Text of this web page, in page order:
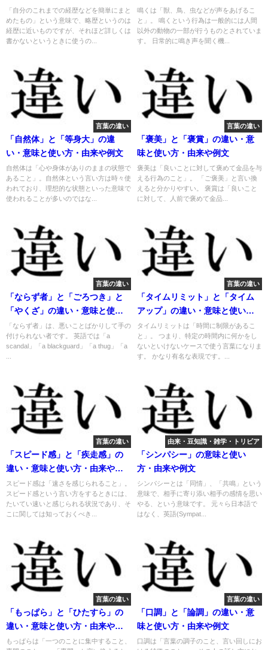
「自分のこれまでの経歴などを簡単にまと
めたもの」という意味で、略歴というのは
経歴に近いものですが、それほど詳しくは
書かないというときに使うの...
鳴くは「獣、鳥、虫などが声をあげるこ
と」。 鳴くという行為は一般的には人間
以外の動物の一部が行うものとされていま
す。 日常的に鳴き声を聞く機...
言葉の違い
「自然体」と「等身大」の違
い・意味と使い方・由来や例文
自然体は「心や身体がありのままの状態で
あること」。自然体という言い方は時々使
われており、理想的な状態といった意味で
使われることが多いのではな...
言葉の違い
「褒美」と「褒賞」の違い・意
味と使い方・由来や例文
褒美は「良いことに対して褒めて金品を与
える行為のこと」。 「ご褒美」と言い換
えると分かりやすい。 褒賞は「良いこと
に対して、人前で褒めて金品...
言葉の違い
「ならず者」と「ごろつき」と
「やくざ」の違い・意味と使い
方・由来や例文
「ならず者」は、悪いことばかりして手の
付けられない者です。 英語では「a
scandal」「a blackguard」「a thug」「a
言葉の違い
「タイムリミット」と「タイム
アップ」の違い・意味と使い
方・由来や例文
タイムリミットは「時間に制限があるこ
と」。 つまり、特定の時間内に何かをし
ないといけないケースで使う言葉になりま
す。 かなり有名な表現です。...
言葉の違い
「スピード感」と「疾走感」の
違い・意味と使い方・由来や例
文
スピード感は「速さを感じられること」。
スピード感という言い方をするときには、
たいてい速いと感じられる状況であり、そ
こに関しては知っておくべき...
由来・豆知識・雑学・トリビア
「シンパシー」の意味と使い
方・由来や例文
シンパシーとは「同情」、「共鳴」という
意味で、相手に寄り添い相手の感情を思い
やる、という意味です。 元々ら日本語で
はなく、英語(Sympat...
言葉の違い
「もっぱら」と「ひたすら」の
違い・意味と使い方・由来や例
文
もっぱらは「一つのことに集中すること、
言葉の違い
「口調」と「論調」の違い・意
味と使い方・由来や例文
口調は「言葉の調子のこと、言い回しにお